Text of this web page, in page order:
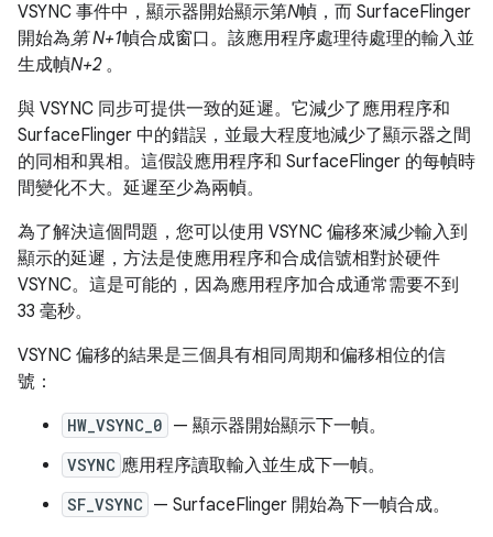
VSYNC 事件中，顯示器開始顯示第N幀，而 SurfaceFlinger
開始為第 N+1幀合成窗口。該應用程序處理待處理的輸入並
生成幀N+2。
與 VSYNC 同步可提供一致的延遲。它減少了應用程序和
SurfaceFlinger 中的錯誤，並最大程度地減少了顯示器之間
的同相和異相。這假設應用程序和 SurfaceFlinger 的每幀時
間變化不大。延遲至少為兩幀。
為了解決這個問題，您可以使用 VSYNC 偏移來減少輸入到
顯示的延遲，方法是使應用程序和合成信號相對於硬件
VSYNC。這是可能的，因為應用程序加合成通常需要不到
33 毫秒。
VSYNC 偏移的結果是三個具有相同周期和偏移相位的信
號：
HW_VSYNC_0 — 顯示器開始顯示下一幀。
VSYNC 應用程序讀取輸入並生成下一幀。
SF_VSYNC — SurfaceFlinger 開始為下一幀合成。